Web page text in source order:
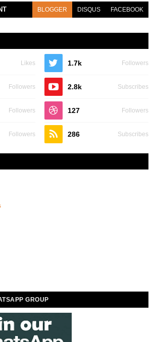
BLOGGER DISQUS FACEBOOK
Likes 1.7k Followers
Followers 2.8k Subscribes
Followers 127 Followers
Followers 286 Subscribes
GROUP